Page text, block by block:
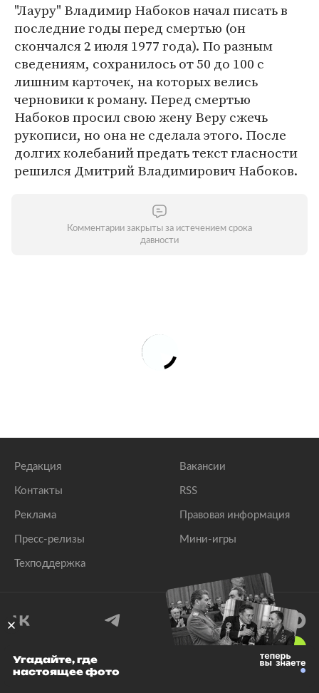
"Лауру" Владимир Набоков начал писать в
последние годы перед смертью (он
скончался 2 июля 1977 года). По разным
сведениям, сохранилось от 50 до 100 с
лишним карточек, на которых велись
черновики к роману. Перед смертью
Набоков просил свою жену Веру сжечь
рукописи, но она не сделала этого. После
долгих колебаний предать текст гласности
решился Дмитрий Владимирович Набоков.
Комментарии закрыты за истечением срока
давности
Редакция
Контакты
Реклама
Пресс-релизы
Техподдержка
Вакансии
RSS
Правовая информация
Мини-игры
© 1999–2026 Все права защищены.
Угадайте, где
настоящее фото